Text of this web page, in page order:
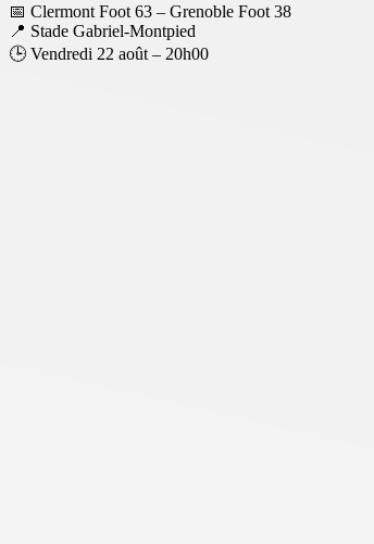
📅 Clermont Foot 63 – Grenoble Foot 38
📍 Stade Gabriel-Montpied
🕒 Vendredi 22 août – 20h00